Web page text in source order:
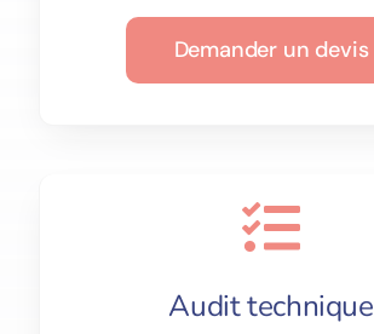
Demander un devis
Audit technique